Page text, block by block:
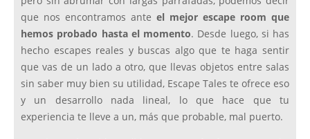
que nos encontramos ante el mejor escape room que
hemos probado hasta el momento. Desde luego, si has
hecho escapes reales y buscas algo que te haga sentir
que vas de un lado a otro, que llevas objetos entre salas
sin saber muy bien su utilidad, Escape Tales te ofrece eso
y un desarrollo nada lineal, lo que hace que tu
experiencia te lleve a un, más que probable, mal puerto.